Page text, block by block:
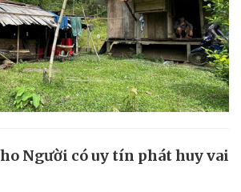
Người có uy tín phát huy vai